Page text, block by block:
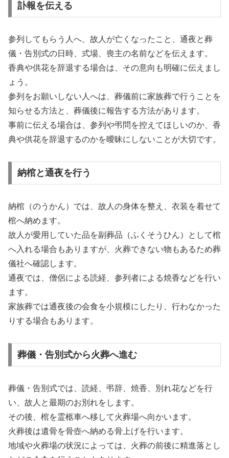
訃報を伝える
参列してもらう人へ、故人が亡くなったこと、通夜と葬
儀・告別式の日時、式場、喪主の名前などを伝えます。
香典や供花を辞退する場合は、その意向も明確に伝えまし
ょう。
参列をお願いしない人へは、葬儀前に家族葬で行うことを
知らせる方法と、葬儀後に報告する方法があります。
事前に伝える場合は、参列や弔問を控えてほしいのか、香
典や供花を辞退するのかを曖昧にしないことが大切です。
納棺と通夜を行う
納棺（のうかん）では、故人の身体を整え、衣装を着せて
棺へ納めます。
故人が愛用していた品を副葬品（ふくそうひん）として棺
へ入れる場合もありますが、火葬できない物もあるため葬
儀社へ確認します。
通夜では、僧侶による読経、参列者による焼香などを行い
ます。
家族葬では通夜後の会食を小規模にしたり、行わなかった
りする場合もあります。
葬儀・告別式から火葬へ進む
葬儀・告別式では、読経、弔辞、焼香、別れ花などを行
い、故人と最期のお別れをします。
その後、棺を霊柩車へ移して火葬場へ向かいます。
火葬後は遺骨を骨壺へ納める骨上げを行います。
地域や火葬場の状況によっては、火葬の前後に精進落とし